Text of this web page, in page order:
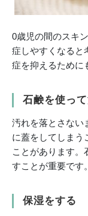
0歳児の間のスキ
症しやすくなると
症を抑えるために
石鹸を使っ
汚れを落とさない
に蓋をしてしまう
ことがあります。
すことが重要です。
保湿をする